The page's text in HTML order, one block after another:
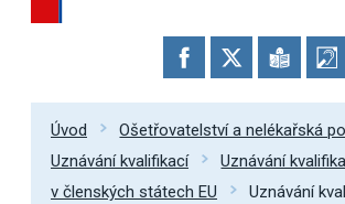
Úvod
Ošetřovatelství a nelékařská
Uznávání kvalifikací
Uznávání
v členských státech EU
Uznávání